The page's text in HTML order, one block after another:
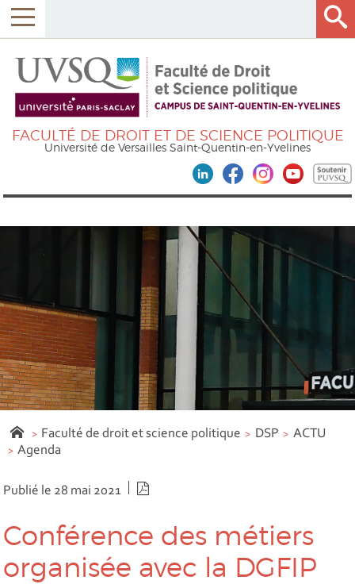
FACULTÉ DE DROIT ET DE SCIENCE POLITIQUE
Université de Versailles Saint-Quentin-en-Yvelines
Faculté de droit et science politique DSP
ACTU
Agenda
Publié le 28 mai 2021
Conférence des métiers
organisée avec la DGFIP